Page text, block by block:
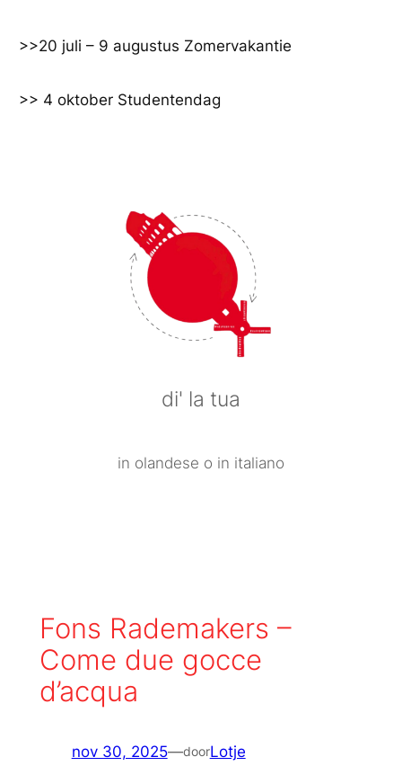
naar
>>20 juli – 9 augustus Zomervakantie
>> 4 oktober Studentendag
di' la tua
in olandese o in italiano
Fons Rademakers –
Come due gocce
d’acqua
nov 30, 2025—doorLotje